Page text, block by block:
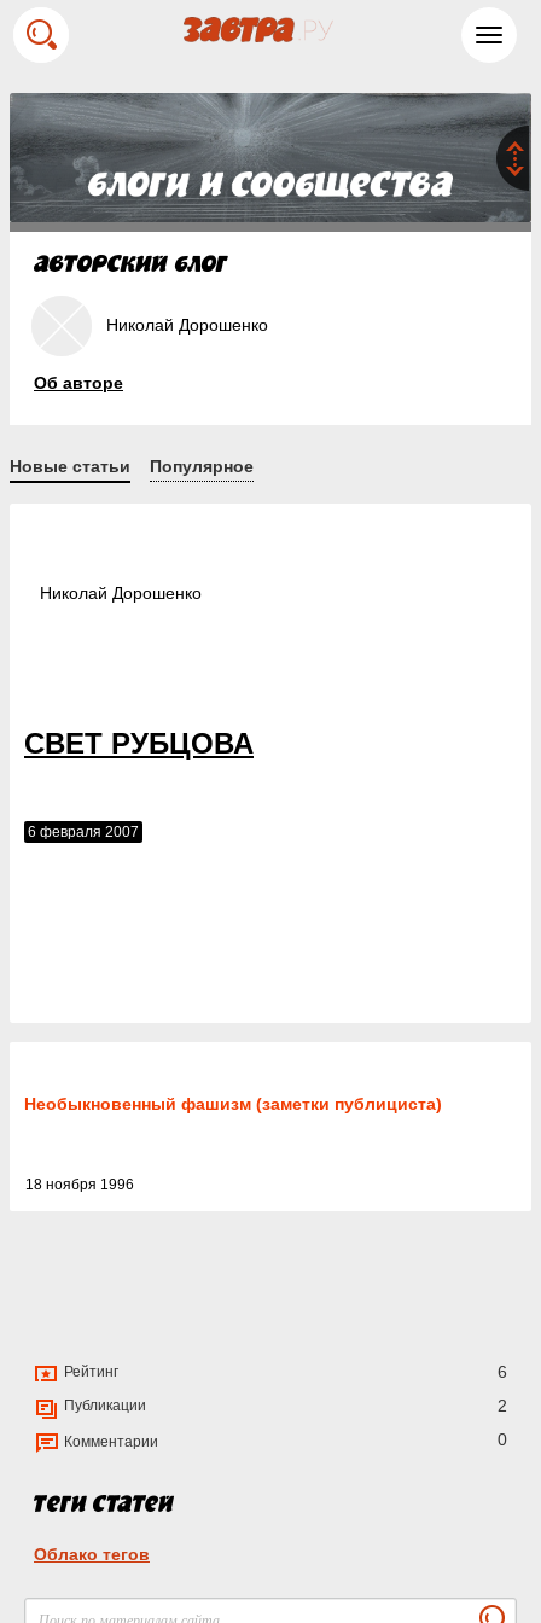
Николай Дорошенко
Об авторе
Новые статьи Популярное
Николай Дорошенко
СВЕТ РУБЦОВА
6 февраля 2007
Необыкновенный фашизм (заметки публициста)
18 ноября 1996
Рейтинг 6
Публикации 2
Комментарии 0
Облако тегов